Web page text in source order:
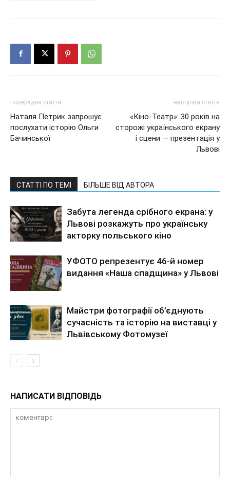
попередня стаття
Наталя Петрик запрошує
послухати історію Ольги
Бачинської
наступна стаття
«Кіно-Театр»: 30 років на
сторожі українського екрану
і сцени — презентація у
Львові
СТАТТІ ПО ТЕМІ БІЛЬШЕ ВІД АВТОРА
Забута легенда срібного екрана: у
Львові розкажуть про українську
акторку польського кіно
УФОТО репрезентує 46-й номер
видання «Наша спадщина» у Львові
Майстри фотографії об’єднують
сучасність та історію на виставці у
Львівському Фотомузеї
НАПИСАТИ ВІДПОВІДЬ